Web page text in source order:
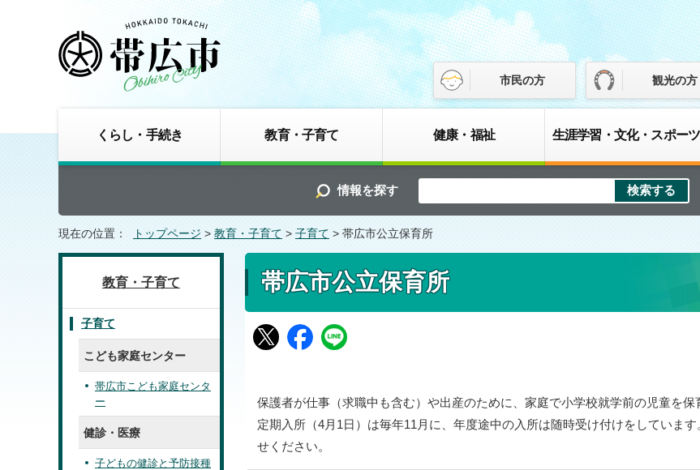
市民の方 観光の方
くらし・手続き 教育・子育て 健康・福祉 生涯学習・文化・スポーツ
情報を探す
現在の位置： トップページ > 教育・子育て > 子育て > 帯広市公立保育所
帯広市公立保育所
保護者が仕事（求職中も含む）や出産のために、家庭で小学校就学前の児童を保
定期入所（4月1日）は毎年11月に、年度途中の入所は随時受け付けをしていま
せください。
教育・子育て
子育て
こども家庭センター
帯広市こども家庭センタ
ー
健診・医療
子どもの健診と予防接種